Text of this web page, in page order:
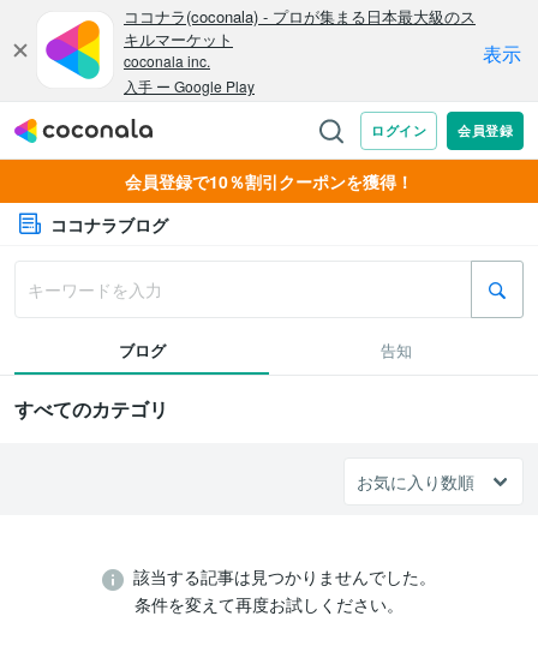
会員登録で10％割引クーポンを獲得！
ココナラブログ
ブログ 告知
すべてのカテゴリ
該当する記事は見つかりませんでした。
条件を変えて再度お試しください。